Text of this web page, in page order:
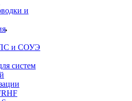
и
и СОУЭ
систем